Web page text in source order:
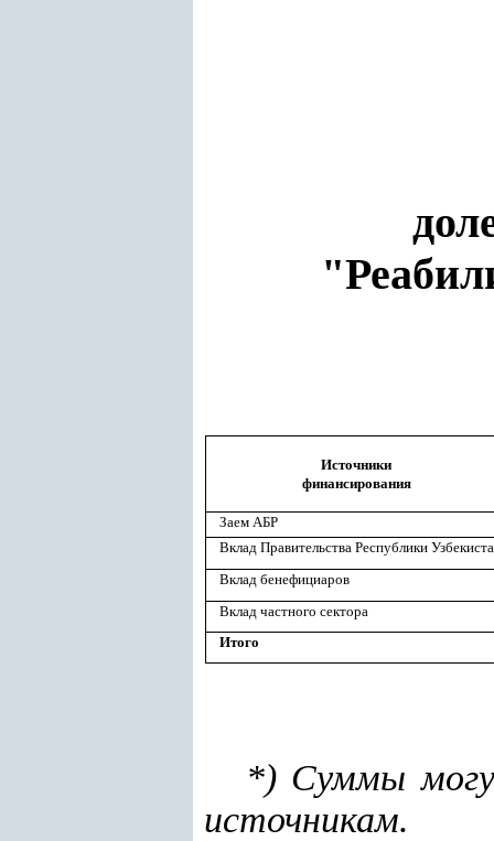
Источники
финансирования
Заем АБР
Вклад Правительства Республики
Вклад бенефициаров
Вклад частного сектора
Итого
*) Суммы
источникам.